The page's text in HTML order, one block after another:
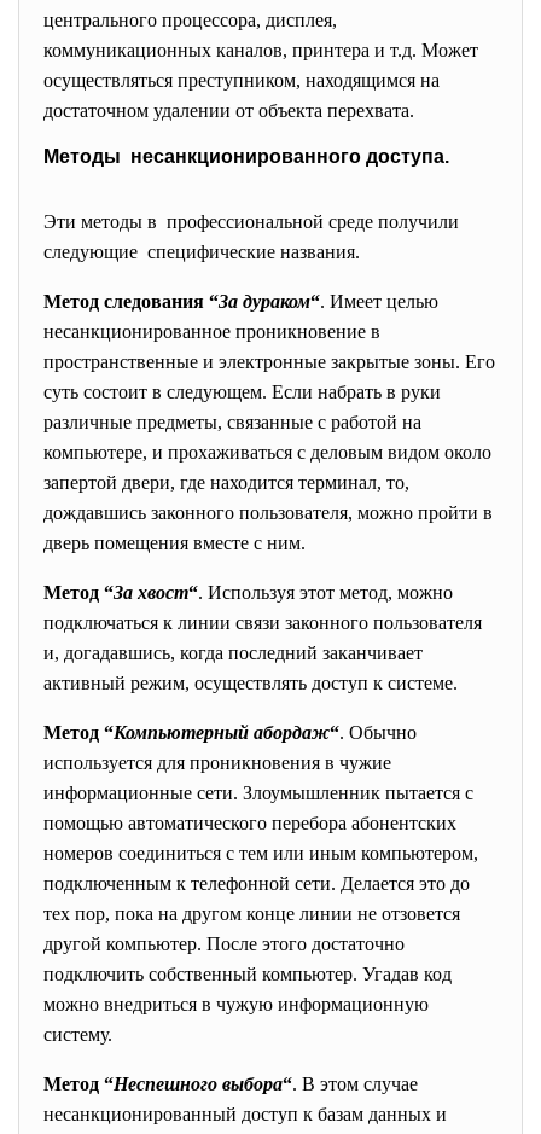
центрального процессора, дисплея,
коммуникационных каналов, принтера и т.д. Может
осуществляться преступником, находящимся на
достаточном удалении от объекта перехвата.
Методы несанкционированного доступа.
Эти методы в профессиональной среде получили
следующие специфические названия.
Метод следования “За дураком“. Имеет целью
несанкционированное проникновение в
пространственные и электронные закрытые зоны. Его
суть состоит в следующем. Если набрать в руки
различные предметы, связанные с работой на
компьютере, и прохаживаться с деловым видом около
запертой двери, где находится терминал, то,
дождавшись законного пользователя, можно пройти в
дверь помещения вместе с ним.
Метод “За хвост“. Используя этот метод, можно
подключаться к линии связи законного пользователя
и, догадавшись, когда последний заканчивает
активный режим, осуществлять доступ к системе.
Метод “Компьютерный абордаж“. Обычно
используется для проникновения в чужие
информационные сети. Злоумышленник пытается с
помощью автоматического перебора абонентских
номеров соединиться с тем или иным компьютером,
подключенным к телефонной сети. Делается это до
тех пор, пока на другом конце линии не отзовется
другой компьютер. После этого достаточно
подключить собственный компьютер. Угадав код
можно внедриться в чужую информационную
систему.
Метод “Неспешного выбора“. В этом случае
несанкционированный доступ к базам данных и